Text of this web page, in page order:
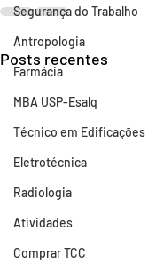
Segurança do Trabalho
Antropologia
Farmácia
MBA USP-Esalq
Técnico em Edificações
Eletrotécnica
Radiologia
Atividades
Comprar TCC
Posts recentes